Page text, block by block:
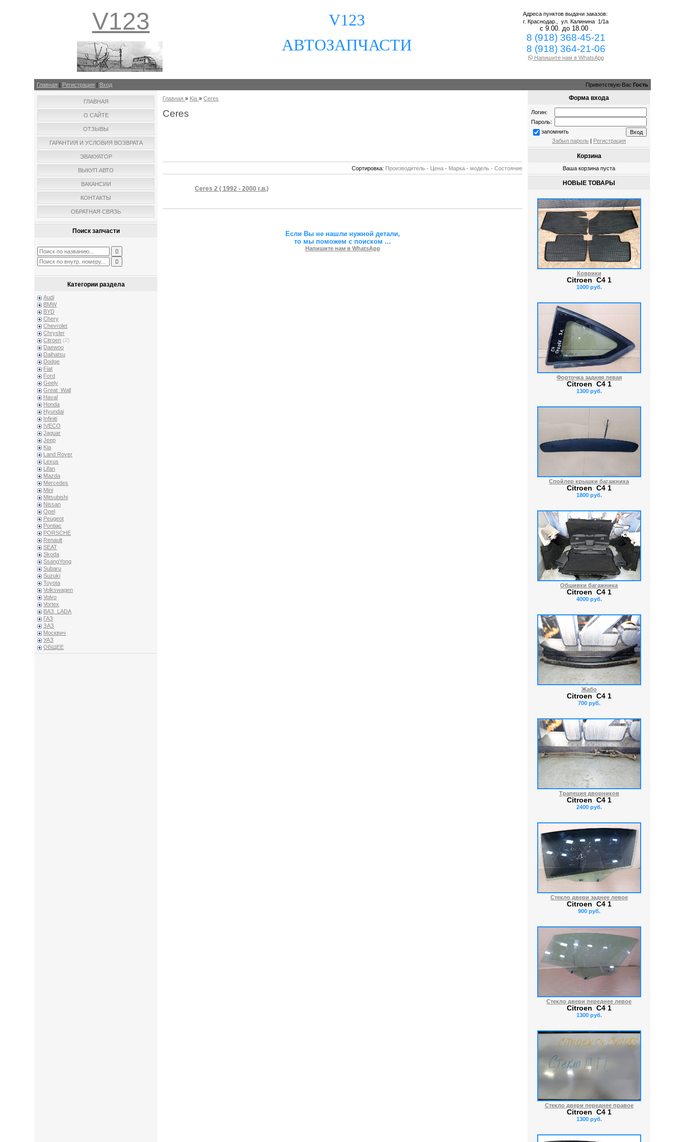
V123
V123
АВТОЗАПЧАСТИ
Адреса пунктов выдачи заказов:
г. Краснодар.,ул. Калинина 1/1а
с 9.00. до 18.00 .
8 (918) 368-45-21
8 (918) 364-21-06
Напишите нам в WhatsApp
Главная | Регистрация | Вход Приветствую Вас Гость
ГЛАВНАЯ
О САЙТЕ
ОТЗЫВЫ
ГАРАНТИЯ И УСЛОВИЯ ВОЗВРАТА
ЭВАКУАТОР
ВЫКУП АВТО
ВАКАНСИИ
КОНТАКТЫ
ОБРАТНАЯ СВЯЗЬ
Поиск запчасти
Категории раздела
Audi
BMW
BYD
Chery
Chevrolet
Chrysler
Citroen (2)
Daewoo
Daihatsu
Dodge
Fiat
Ford
Geely
Great_Wall
Haval
Honda
Hyundai
Infiniti
IVECO
Jaguar
Jeep
Kia
Land Rover
Lexus
Lifan
Mazda
Mercedes
Mini
Mitsubishi
Nissan
Opel
Peugeot
Pontiac
PORSCHE
Renault
SEAT
Skoda
SsangYong
Subaru
Suzuki
Toyota
Volkswagen
Volvo
Vortex
ВАЗ_LADA
ГАЗ
ЗАЗ
Москвич
УАЗ
ОБЩЕЕ
Главная » Kia »Ceres
Ceres
Сортировка: Производитель · Цена · Марка ·модель ·Состояние
Ceres 2 ( 1992 - 2000 г.в.)
Если Вы не нашли нужной детали,
то мы поможем с поиском...
Напишите нам в WhatsApp
Форма входа
Логин:
Пароль:
запомнить
Забыл пароль | Регистрация
Корзина
Ваша корзина пуста
НОВЫЕ ТОВАРЫ
Коврики
Citroen C4 1
1000 руб.
Форточка задняя левая
Citroen C4 1
1300 руб.
Спойлер крышки багажника
Citroen C4 1
1800 руб.
Обшивки багажника
Citroen C4 1
4000 руб.
Жабо
Citroen C4 1
700 руб.
Трапеция дворников
Citroen C4 1
2400 руб.
Стекло двери заднее левое
Citroen C4 1
900 руб.
Стекло двери переднее левое
Citroen C4 1
1300 руб.
Стекло двери переднее правое
Citroen C4 1
1300 руб.